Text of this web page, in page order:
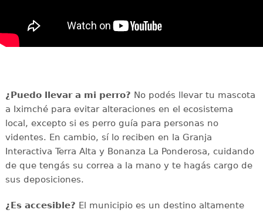
¿Puedo llevar a mi perro? No podés llevar tu mascota
a Iximché para evitar alteraciones en el ecosistema
local, excepto si es perro guía para personas no
videntes. En cambio, sí lo reciben en la Granja
Interactiva Terra Alta y Bonanza La Ponderosa, cuidando
de que tengás su correa a la mano y te hagás cargo de
sus deposiciones.
¿Es accesible? El municipio es un destino altamente